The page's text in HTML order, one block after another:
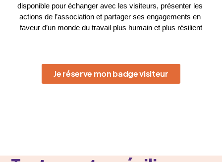
disponible pour échanger avec les visiteurs, présenter les
actions de l’association et partager ses engagements en
faveur d’un monde du travail plus humain et plus résilient
Je réserve mon badge visiteur